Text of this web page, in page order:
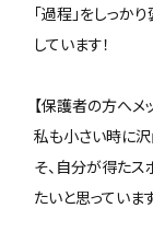
「過程」をしっか
しています！
【保護者の方へメ
私も小さい時に
そ、自分が得た
たいと思っていま